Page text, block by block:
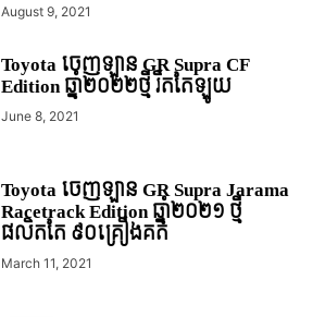
August 9, 2021
Toyota ចេញឡាន GR Supra CF
Edition ឆ្នាំ២០២២ថ្មី រឹតតែឡូយ
June 8, 2021
Toyota ចេញឡាន GR Supra Jarama
Racetrack Edition ឆ្នាំ២០២១ ថ្មី
ផលិតតែ ៩០គ្រឿងគត់
March 11, 2021